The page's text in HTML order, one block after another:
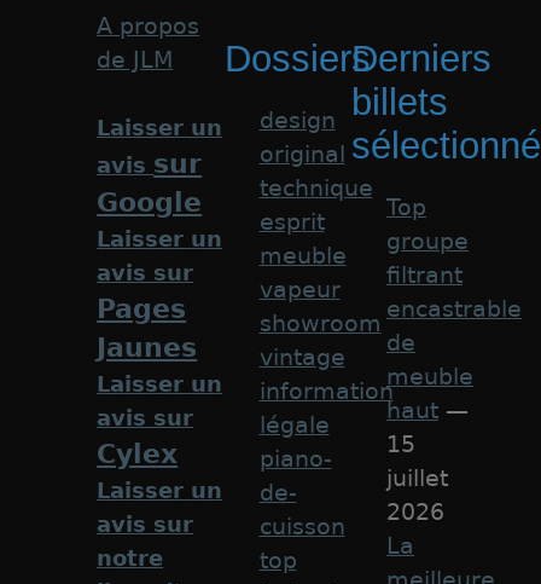
A propos
de JLM
Laisser un
avis sur
Google
Laisser un
avis sur
Pages
Jaunes
Laisser un
avis sur
Cylex
Laisser un
avis sur
notre
Dossiers
design
original
technique
esprit
meuble
vapeur
showroom
vintage
information
légale
piano-
de-
cuisson
top
Derniers
billets
Top
groupe
filtrant
encastrable
de
meuble
haut —
15
juillet
2026
La